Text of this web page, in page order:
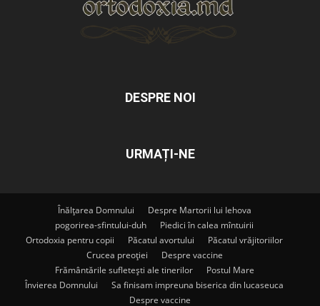
DESPRE NOI
URMAȚI-NE
Înălțarea Domnului
Despre Martorii lui Iehova
pogorirea-sfintului-duh
Piedici în calea mîntuirii
Ortodoxia pentru copii
Păcatul avortului
Păcatul vrăjitoriilor
Crucea preoției
Despre vaccine
Frământările sufletești ale tinerilor
Postul Mare
Învierea Domnului
Sa finisam impreuna biserica din lucaseuca
Despre vaccine